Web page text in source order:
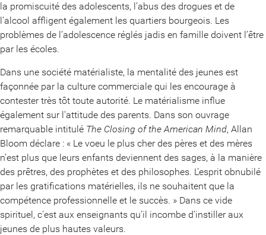
la promiscuité des adolescents, l’abus des drogues et de
l’alcool affligent également les quartiers bourgeois. Les
problèmes de l’adolescence réglés jadis en famille doivent l’être
par les écoles.
Dans une société matérialiste, la mentalité des jeunes est
façonnée par la culture commerciale qui les encourage à
contester très tôt toute autorité. Le matérialisme influe
également sur l’attitude des parents. Dans son ouvrage
remarquable intitulé The Closing of the American Mind, Allan
Bloom déclare : « Le voeu le plus cher des pères et des mères
n’est plus que leurs enfants deviennent des sages, à la manière
des prêtres, des prophètes et des philosophes. L’esprit obnubilé
par les gratifications matérielles, ils ne souhaitent que la
compétence professionnelle et le succès. » Dans ce vide
spirituel, c’est aux enseignants qu’il incombe d’instiller aux
jeunes de plus hautes valeurs.